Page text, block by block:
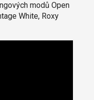
modů Open
White, Roxy